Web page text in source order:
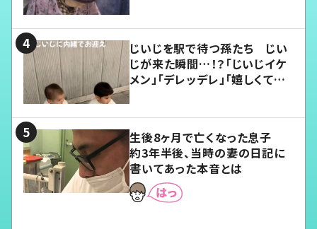
じいじを駅で待つ孫たち じい
じが来た瞬間…！？「じいじイケ
メン」「デレッデレ」「嬉しくて可
生後8ヶ月で亡くなった息子
約3年半後、当時の妻の日記に
書いてあった本音とは